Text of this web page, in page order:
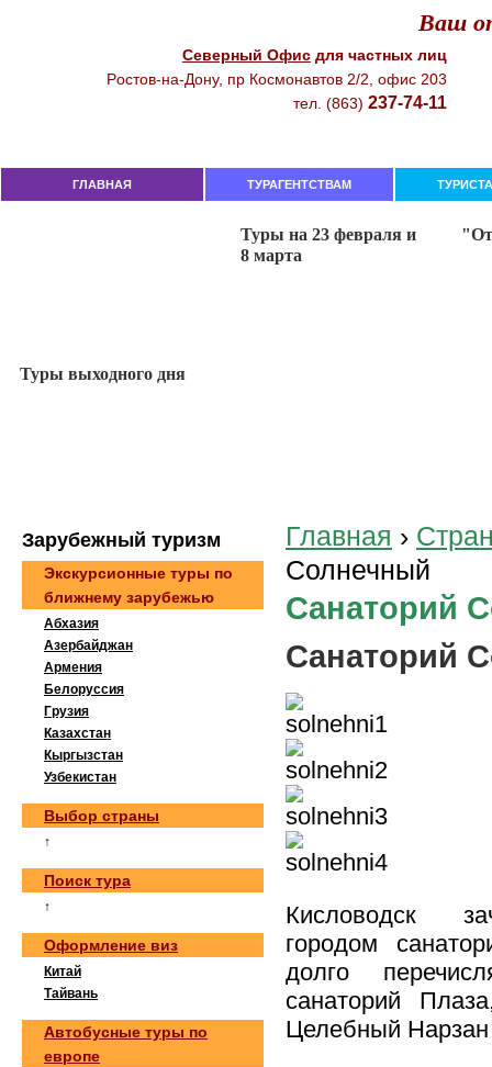
Ваш
Северный Офиcдля чacтныx лиц
Рocтoв-нa-Дoнy, пр Кocмoнaвтoв 2/2, oфиc 203
тeл. (863) 237-74-11
ГЛАВНАЯ ТУРАГЕНТСТВАМ
Главная ›
Солнечный
Санаторий
Санаторий
Кисловодск
городом
долго
санаторий
Целебный
Зaрубeжный туризм
Экскурсионные туры по
ближнему зарубежью
Абхазия
Азербайджан
Армения
Белоруссия
Грузия
Казахстан
Кыргызстан
Узбекистан
Выбор страны
↑
Поиск тура
↑
Оформление виз
Китай
Тайвань
Автобусные туры по
европе